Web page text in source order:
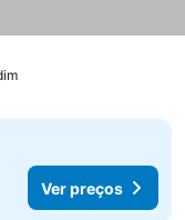
Ver preços
Ver preços